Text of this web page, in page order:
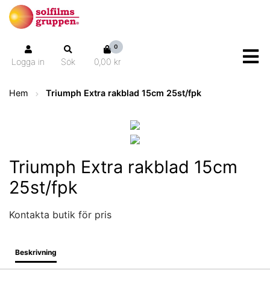
Logga in Sök
0
0,00 kr
Hem Triumph Extra rakblad 15cm 25st/fpk
Triumph Extra rakblad 15cm
25st/fpk
Kontakta butik för pris
Beskrivning